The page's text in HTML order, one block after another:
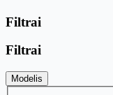
Filtrai
Filtrai
Modelis